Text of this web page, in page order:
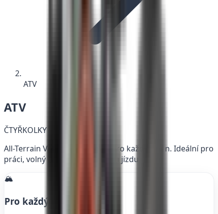
ATV
ATV
ČTYŘKOLKY
All-Terrain Vehicle - čtyřkolka pro každý terén. Ideální pro
práci, volný čas i adrenalinovou jízdu.
🏔️
Pro každý terén